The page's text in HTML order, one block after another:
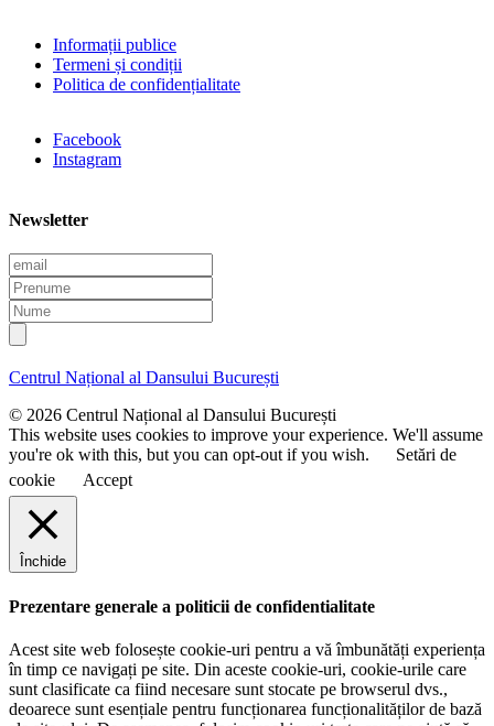
Informații publice
Termeni și condiții
Politica de confidențialitate
Facebook
Instagram
Newsletter
E
m
a
i
l
P
r
e
n
m
N
u
m
e
Centrul Național al Dansului București
© 2026 Centrul Național al Dansului București
This website uses cookies to improve your experience. We'll assume
you're ok with this, but you can opt-out if you wish.
Setări de
cookie
Accept
Închide
Prezentare generale a politicii de confidentialitate
Acest site web folosește cookie-uri pentru a vă îmbunătăți experiența
în timp ce navigați pe site. Din aceste cookie-uri, cookie-urile care
sunt clasificate ca fiind necesare sunt stocate pe browserul dvs.,
deoarece sunt esențiale pentru funcționarea funcționalităților de bază